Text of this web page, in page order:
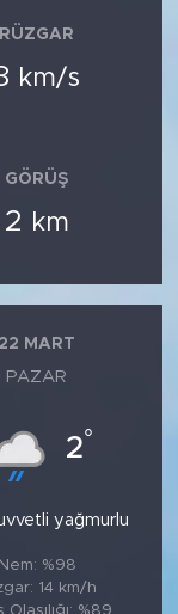
RÜZGAR
km/s
GÖRÜŞ
2 km
22 MART
PAZAR
2°
yağmurlu
Nem: %98
14 km/h
Olasılığı: %89